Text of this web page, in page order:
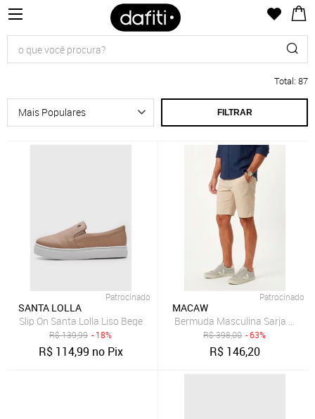
Total: 87
FILTRAR
Patrocinado
SANTA LOLLA
Slip On Santa Lolla Liso Bege
R$139,99 - 18%
R$ 114,99 no Pix
Patrocinado
MACAW
R$398,00 - 63%
R$ 146,20